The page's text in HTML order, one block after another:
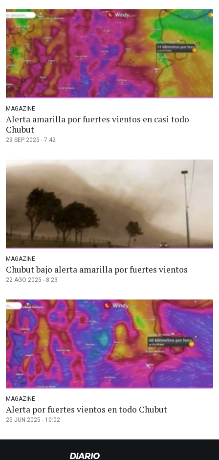
MAGAZINE
Alerta amarilla por fuertes vientos en casi todo
Chubut
29 SEP 2025 - 7:42
MAGAZINE
Chubut bajo alerta amarilla por fuertes vientos
22 AGO 2025 - 8:23
MAGAZINE
Alerta por fuertes vientos en todo Chubut
25 JUN 2025 - 10:02